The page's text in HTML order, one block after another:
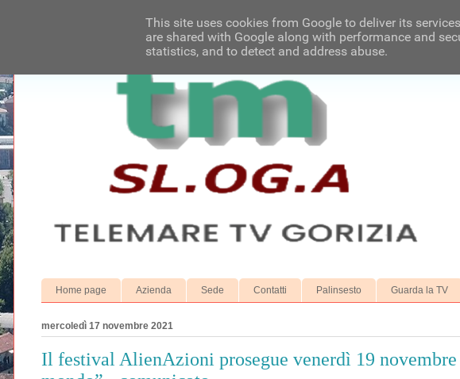
Home page Azienda Sede Contatti Palinsesto Guarda la TV
mercoledì 17 novembre 2021
Il festival AlienAzioni prosegue venerdì 19
This site uses cookies from Google to deliver its
are shared with Google along with performance and
statistics, and to detect and address abuse.